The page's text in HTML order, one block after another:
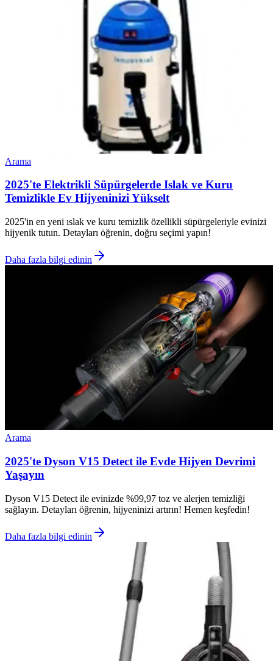
Arama
2025'te Elektrikli Süpürgelerde Islak ve Kuru
Temizlikle Ev Hijyeninizi Yükselt
2025'in en yeni ıslak ve kuru temizlik özellikli süpürgeleriyle evinizi
hijyenik tutun. Detayları öğrenin, doğru seçimi yapın!
Daha fazla bilgi edinin
Arama
2025'te Dyson V15 Detect ile Evde Hijyen Devrimi
Yaşayın
Dyson V15 Detect ile evinizde %99,97 toz ve alerjen temizliği
sağlayın. Detayları öğrenin, hijyeninizi artırın! Hemen keşfedin!
Daha fazla bilgi edinin